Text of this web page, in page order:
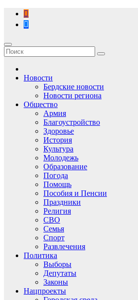
Перейти
содержимому
Новости
Бердские новости
Новости региона
Общество
Армия
Благоустройство
Здоровье
История
Культура
Молодежь
Образование
Погода
Помощь
Пособия и Пенсии
Праздники
Религия
СВО
Семья
Спорт
Развлечения
Политика
Выборы
Депутаты
Законы
Нацпроекты